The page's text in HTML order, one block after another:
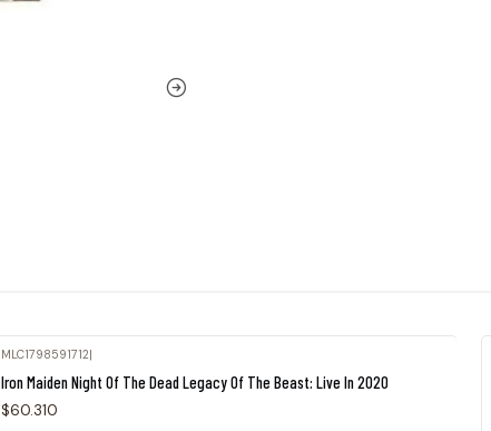
MLC1798591712|
Iron Maiden Night Of The Dead Legacy Of The Beast: Live In 2020
$60.310